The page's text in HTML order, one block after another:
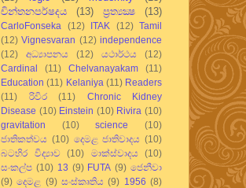
චින්තනපර්ෂදය
(13) ප්‍රත්‍යක්‍ෂ (13)
CarloFonseka (12) ITAK (12) Tamil
(12) Vignesvaran (12) independence
(12)
අධ්‍යාපනය (12) යථාර්ථය
(12)
Cardinal
(11) Chelvanayakam
(11)
Education (11) Kelaniya (11) Readers
(11)
රිවිර (11)
Chronic Kidney
Disease (10) Einstein (10) Rivira (10)
gravitation
(10) science
(10)
ජාතිකත්වය (10) දෙමළ ජාතිවාදය (10)
බටහිර විද්‍යාව
(10) මාක්ස්වාදය
(10)
සංකල්ප (10) 13 (9) FUTA (9) ජෙනීවා
(9) දෙමළ (9) සංස්කෘතිය (9) 1956 (8)